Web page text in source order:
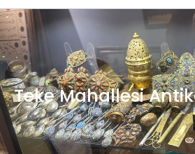
Teke Mahallesi